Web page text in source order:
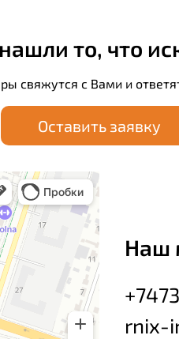
то, что
свяжутся с Вами и
Оставить заявку
Наш
rnix-